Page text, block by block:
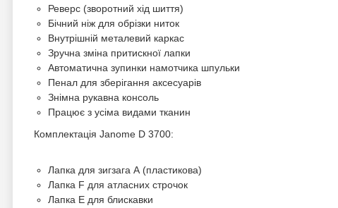
Реверс (зворотний хід шиття)
Бічний ніж для обрізки ниток
Внутрішній металевий каркас
Зручна зміна притискної лапки
Автоматична зупинки намотчика шпульки
Пенал для зберігання аксесуарів
Знімна рукавна консоль
Працює з усіма видами тканин
Комплектація Janome D 3700:
Лапка для зигзага А (пластикова)
Лапка F для атласних строчок
Лапка Е для блискавки